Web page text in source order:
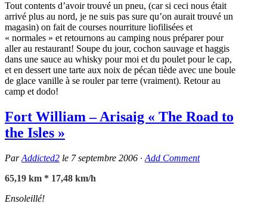
Tout contents d’avoir trouvé un pneu, (car si ceci nous était
arrivé plus au nord, je ne suis pas sure qu’on aurait trouvé un
magasin) on fait de courses nourriture liofilisées et
« normales » et retournons au camping nous préparer pour
aller au restaurant! Soupe du jour, cochon sauvage et haggis
dans une sauce au whisky pour moi et du poulet pour le cap,
et en dessert une tarte aux noix de pécan tiède avec une boule
de glace vanille à se rouler par terre (vraiment). Retour au
camp et dodo!
Fort William – Arisaig « The Road to
the Isles »
ParAddicted2 le 7 septembre 2006 · Add Comment
65,19 km * 17,48 km/h
Ensoleillé!